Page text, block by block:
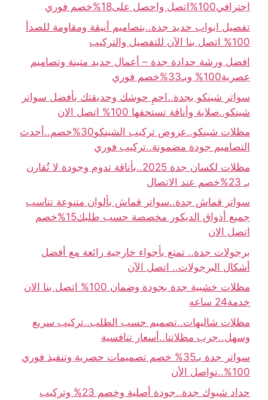
احترافي100%اتصل واحصل على18%خصم فوري
تفصيل ابواب حديد جدة..بتصاميم أنيقة ومقاومة للصدأ
100% اتصل بنا الآن للتفصيل والتركيب
افضل ورشة حدادة جدة – أعمال حديد متينة وتصاميم
عصرية100% وبـ33%خصم فوري
سواتر شينكو بجدة..احمِ حوشك وحديقتك بأفضل سواتر
شينكو..صلابة وأناقة تستحقها 100% اتصل الان
مظلات شينكو..عروض تركيب الشينكو30%خصم..أحدث
التصاميم جودة مضمونة..تركيب فوري
مظلات لكسان جدة 2025..بأناقة تدوم وجودة لا تُقارن
بـ 23%خصم عند الاتصال
سواتر قماش جدة..سواتر قماش بألوان متنوعة تناسب
جميع أذواق الديكور مخصصة حسب طلبك15%خصم
اتصل الان
برجولات جدة.. تمتع بأجواء خارجية رائعة مع أفضل
أشكال البرجولات.. اتصل الآن
مظلات خشبية جدة بجودة وضمان 100% اتصل بنا الان
خدمة24 ساعه
مظلات شاليهات..تصميم حسب الطلب..تركيب سريع
وسهل..جرب مظلاتنا..أسعار تنافسية
سواتر جدة بـ35% خصم تصميمات حصرية وتنفيذ فوري
100%..تواصل الأن
حداد شبوك جدة..جودة أصلية وخصم 23% وتركيب